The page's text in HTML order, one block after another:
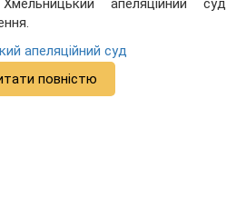
апеляційний суд
апеляційний суд
повністю